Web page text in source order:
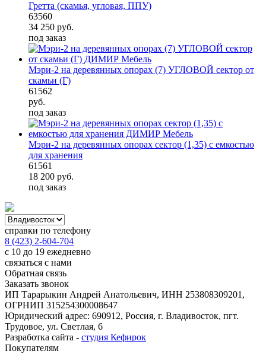
Гретта (скамья, угловая, ППУ)
63560
34 250 руб.
под заказ
Мэри-2 на деревянных опорах (7) УГЛОВОЙ сектор от
скамьи (Г)
61562
руб.
под заказ
Мэри-2 на деревянных опорах сектор (1,35) с емкостью
для хранения
61561
18 200 руб.
под заказ
справки по телефону
8 (423) 2-604-704
с 10 до 19 ежедневно
связаться с нами
Обратная связь
Заказать звонок
ИП Тарарыкин Андрей Анатольевич, ИНН 253808309201,
ОГРНИП 315254300008647
Юридический адрес: 690912, Россия, г. Владивосток, пгт.
Трудовое, ул. Светлая, 6
Разработка сайта - студия Кефирок
Покупателям